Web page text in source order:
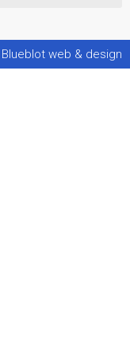
Blueblot web & design